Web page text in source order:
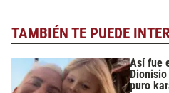
TAMBIÉN TE PUEDE
Así fue
puro